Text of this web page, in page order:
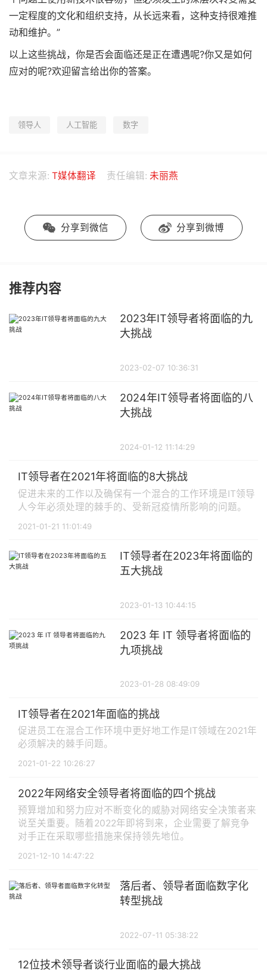
一定程度的文化和组织支持，从长远来看，这种支持很难推
动和维护。”
以上这些挑战，你是否会面临还是正在遭遇呢?你又是如何
应对的呢?欢迎留言给出你的答案。
领导人 人工智能 数字
文章来源: T媒体翻译 责任编辑: 未丽燕
分享到微信 分享到微博
推荐内容
2023年IT领导者将面临的九
大挑战
2023-02-07 10:36:31
2024年IT领导者将面临的八
大挑战
2024-01-12 11:14:29
IT领导者在2021年将面临的8大挑战
促进未来的工作以及确保有一个混合的工作环境是IT领导
人今年必须处理的棘手的、受新冠疫情所影响的问题。
2021-01-21 11:01:49
IT领导者在2023年将面临的
五大挑战
2023-01-13 10:44:15
2023 年 IT 领导者将面临的
九项挑战
2023-01-28 08:49:09
IT领导者在2021年面临的挑战
促进员工在混合工作环境中更好地工作是IT领域在2021年
必须解决的棘手问题。
2021-01-22 10:26:27
2022年网络安全领导者将面临的四个挑战
预算增加和努力应对不断变化的威胁对网络安全决策者来
说至关重要。随着2022年即将到来，企业需要了解竞争
对手正在采取哪些措施来保持领先地位。
2021-12-10 14:47:22
落后者、领导者面临数字化
转型挑战
2022-07-11 05:38:22
12位技术领导者谈行业面临的最大挑战